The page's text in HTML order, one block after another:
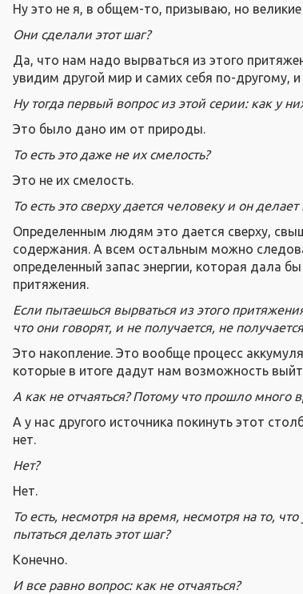
Ну это не я, в общем-то, призываю, но
Они сделали этот шаг?
Да, что нам надо вырваться из этого
увидим другой мир и самих себя по-другому,
Ну тогда первый вопрос из этой серии: как у
Это было дано им от природы.
То есть это даже не их смелость?
Это не их смелость.
То есть это сверху дается человеку и он делает
Определенным людям это дается сверху,
содержания. А всем остальным можно
определенный запас энергии, которая дала
притяжения.
Если пытаешься вырваться из этого
что они говорят, и не получается, не
Это накопление. Это вообще процесс
которые в итоге дадут нам возможность
А как не отчаяться? Потому что прошло много
А у нас другого источника покинуть этот
нет.
Нет?
Нет.
То есть, несмотря на время, несмотря на то,
пытаться делать этот шаг?
Конечно.
И все равно вопрос: как не отчаяться?